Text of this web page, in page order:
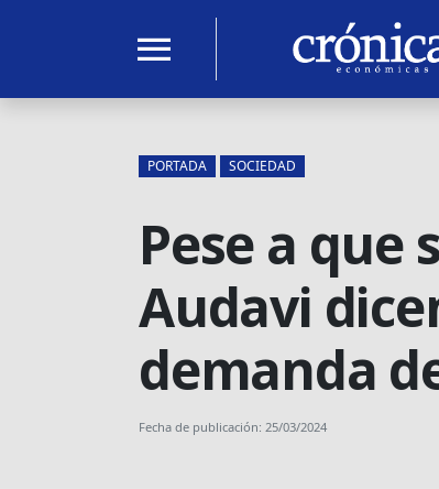
menu
PORTADA SOCIEDAD
Pese a
Audavi
demanda
Fecha de publicación: 25/03/2024